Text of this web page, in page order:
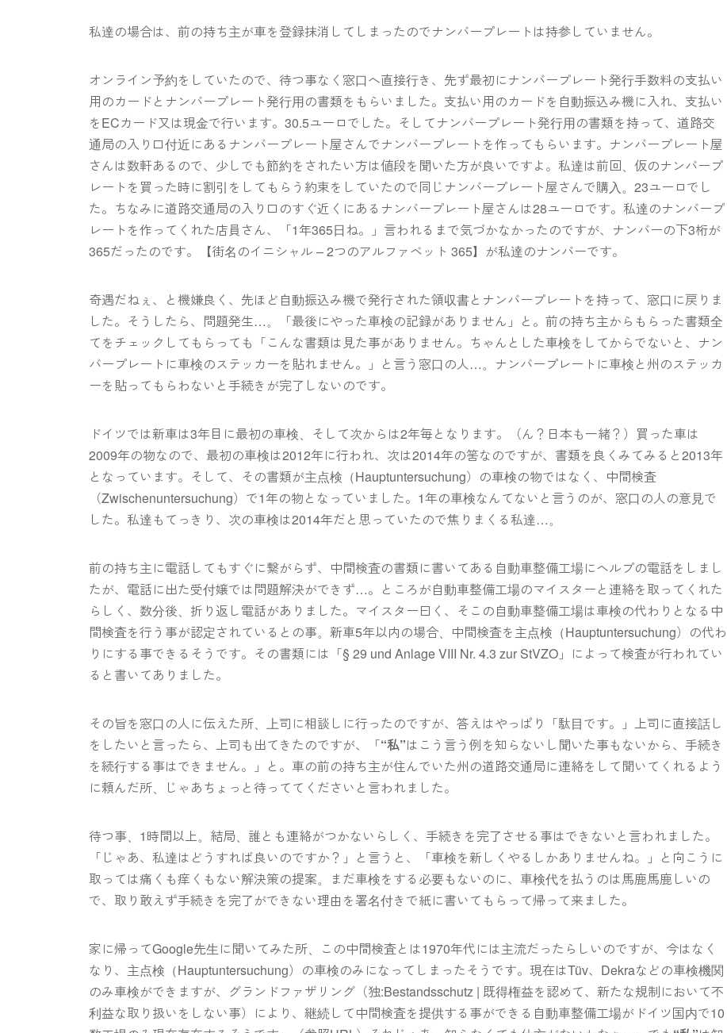
私達の場合は、前の持ち主が車を登録抹消してしまったのでナンバープレートは持参していません。
オンライン予約をしていたので、待つ事なく窓口へ直接行き、先ず最初にナンバープレート発行手数料の支払い
用のカードとナンバープレート発行用の書類をもらいました。支払い用のカードを自動振込み機に入れ、支払い
をECカード又は現金で行います。30.5ユーロでした。そしてナンバープレート発行用の書類を持って、道路交
通局の入り口付近にあるナンバープレート屋さんでナンバープレートを作ってもらいます。ナンバープレート屋
さんは数軒あるので、少しでも節約をされたい方は値段を聞いた方が良いですよ。私達は前回、仮のナンバープ
レートを買った時に割引をしてもらう約束をしていたので同じナンバープレート屋さんで購入。23ユーロでし
た。ちなみに道路交通局の入り口のすぐ近くにあるナンバープレート屋さんは28ユーロです。私達のナンバープ
レートを作ってくれた店員さん、「1年365日ね。」言われるまで気づかなかったのですが、ナンバーの下3桁が
365だったのです。【街名のイニシャル – 2つのアルファベット 365】が私達のナンバーです。
奇遇だねぇ、と機嫌良く、先ほど自動振込み機で発行された領収書とナンバープレートを持って、窓口に戻りま
した。そうしたら、問題発生…。「最後にやった車検の記録がありません」と。前の持ち主からもらった書類全
てをチェックしてもらっても「こんな書類は見た事がありません。ちゃんとした車検をしてからでないと、ナン
バープレートに車検のステッカーを貼れません。」と言う窓口の人…。ナンバープレートに車検と州のステッカ
ーを貼ってもらわないと手続きが完了しないのです。
ドイツでは新車は3年目に最初の車検、そして次からは2年毎となります。（ん？日本も一緒？）買った車は
2009年の物なので、最初の車検は2012年に行われ、次は2014年の筈なのですが、書類を良くみてみると2013年
となっています。そして、その書類が主点検（Hauptuntersuchung）の車検の物ではなく、中間検査
（Zwischenuntersuchung）で1年の物となっていました。1年の車検なんてないと言うのが、窓口の人の意見で
した。私達もてっきり、次の車検は2014年だと思っていたので焦りまくる私達…。
前の持ち主に電話してもすぐに繋がらず、中間検査の書類に書いてある自動車整備工場にヘルプの電話をしまし
たが、電話に出た受付嬢では問題解決ができず…。ところが自動車整備工場のマイスターと連絡を取ってくれた
らしく、数分後、折り返し電話がありました。マイスター曰く、そこの自動車整備工場は車検の代わりとなる中
間検査を行う事が認定されているとの事。新車5年以内の場合、中間検査を主点検（Hauptuntersuchung）の代わ
りにする事できるそうです。その書類には「§ 29 und Anlage VIII Nr. 4.3 zur StVZO」によって検査が行われてい
ると書いてありました。
その旨を窓口の人に伝えた所、上司に相談しに行ったのですが、答えはやっぱり「駄目です。」上司に直接話し
をしたいと言ったら、上司も出てきたのですが、「“私”はこう言う例を知らないし聞いた事もないから、手続き
を続行する事はできません。」と。車の前の持ち主が住んでいた州の道路交通局に連絡をして聞いてくれるよう
に頼んだ所、じゃあちょっと待っててくださいと言われました。
待つ事、1時間以上。結局、誰とも連絡がつかないらしく、手続きを完了させる事はできないと言われました。
「じゃあ、私達はどうすれば良いのですか？」と言うと、「車検を新しくやるしかありませんね。」と向こうに
取っては痛くも痒くもない解決策の提案。まだ車検をする必要もないのに、車検代を払うのは馬鹿馬鹿しいの
で、取り敢えず手続きを完了ができない理由を署名付きで紙に書いてもらって帰って来ました。
家に帰ってGoogle先生に聞いてみた所、この中間検査とは1970年代には主流だったらしいのですが、今はなく
なり、主点検（Hauptuntersuchung）の車検のみになってしまったそうです。現在はTüv、Dekraなどの車検機関
のみ車検ができますが、グランドファザリング（独:Bestandsschutz | 既得権益を認めて、新たな規制において不
利益な取り扱いをしない事）により、継続して中間検査を提供する事ができる自動車整備工場がドイツ国内で10